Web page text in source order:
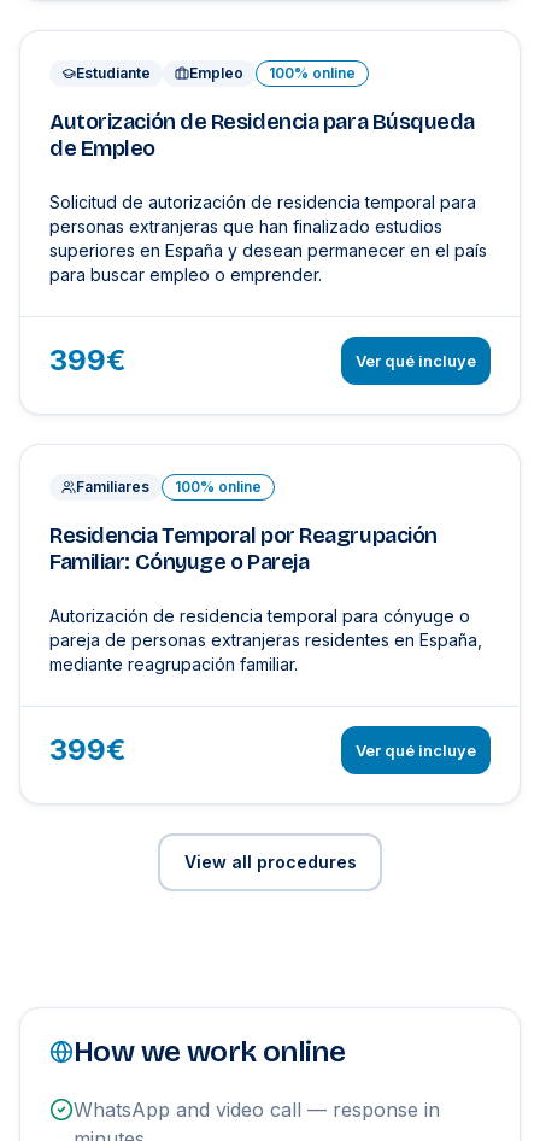
Estudiante Empleo 100% online
Autorización de Residencia para Búsqueda
de Empleo
Solicitud de autorización de residencia temporal para
personas extranjeras que han finalizado estudios
superiores en España y desean permanecer en el país
para buscar empleo o emprender.
399€ Ver qué incluye
Familiares 100% online
Residencia Temporal por Reagrupación
Familiar: Cónyuge o Pareja
Autorización de residencia temporal para cónyuge o
pareja de personas extranjeras residentes en España,
mediante reagrupación familiar.
399€ Ver qué incluye
View all procedures
How we work online
WhatsApp and video call — response in